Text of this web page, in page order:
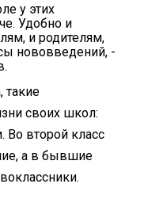
у этих
Удобно и
и родителям,
нововведений, -
такие
своих школ:
Во второй класс
а в бывшие